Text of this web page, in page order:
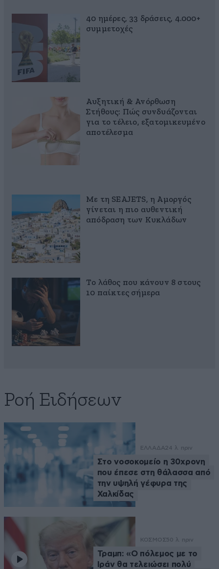
40 ημέρες, 33 δράσεις, 4.000+
συμμετοχές
Αυξητική & Ανόρθωση
Στήθους: Πώς συνδυάζονται
για το τέλειο, εξατομικευμένο
αποτέλεσμα
Με τη SEAJETS, η Αμοργός
γίνεται η πιο αυθεντική
απόδραση των Κυκλάδων
Το λάθος που κάνουν 8 στους
10 παίκτες σήμερα
Ροή Ειδήσεων
ΕΛΛΑΔΑ24 λ. πριν
Στο νοσοκομείο η 30χρονη
που έπεσε στη θάλασσα από
την υψηλή γέφυρα της
Χαλκίδας
ΚΟΣΜΟΣ50 λ. πριν
Τραμπ: «Ο πόλεμος με το
Ιράν θα τελειώσει πολύ